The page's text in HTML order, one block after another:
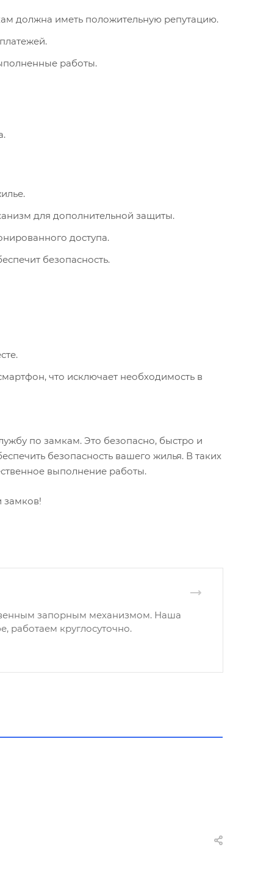
должна иметь положительную репутацию.
работы.
для дополнительной защиты.
доступа.
безопасность.
что исключает необходимость в
по замкам. Это безопасно, быстро и
безопасность вашего жилья. В таких
выполнение работы.
замков!
запорным механизмом. Наша
работаем круглосуточно.